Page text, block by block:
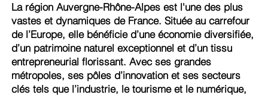
La région Auvergne-Rhône-Alpes est l'une des plus
vastes et dynamiques de France. Située au carrefour
de l’Europe, elle bénéficie d’une économie diversifiée,
d’un patrimoine naturel exceptionnel et d’un tissu
entrepreneurial florissant. Avec ses grandes
métropoles, ses pôles d’innovation et ses secteurs
clés tels que l’industrie, le tourisme et le numérique,